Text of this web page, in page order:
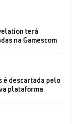
terá
na Gamescom
é descartada pelo
plataforma